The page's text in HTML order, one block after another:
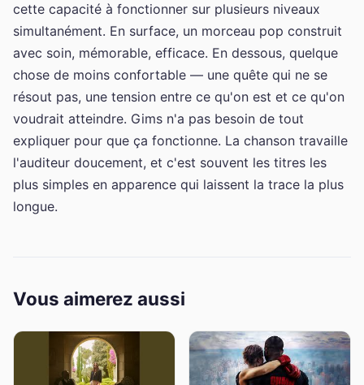
cette capacité à fonctionner sur plusieurs niveaux
simultanément. En surface, un morceau pop construit
avec soin, mémorable, efficace. En dessous, quelque
chose de moins confortable — une quête qui ne se
résout pas, une tension entre ce qu'on est et ce qu'on
voudrait atteindre. Gims n'a pas besoin de tout
expliquer pour que ça fonctionne. La chanson travaille
l'auditeur doucement, et c'est souvent les titres les
plus simples en apparence qui laissent la trace la plus
longue.
Vous aimerez aussi